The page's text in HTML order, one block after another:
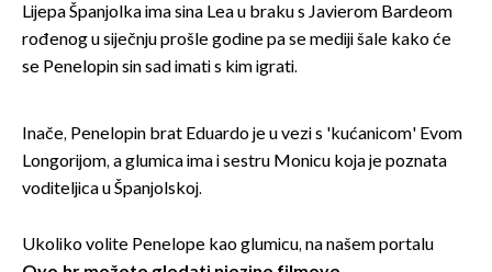
Lijepa Španjolka ima sina Lea u braku s Javierom Bardeom
rođenog u siječnju prošle godine pa se mediji šale kako će
se Penelopin sin sad imati s kim igrati.
Inače, Penelopin brat Eduardo je u vezi s 'kućanicom' Evom
Longorijom, a glumica ima i sestru Monicu koja je poznata
voditeljica u Španjolskoj.
Ukoliko volite Penelope kao glumicu, na našem portalu